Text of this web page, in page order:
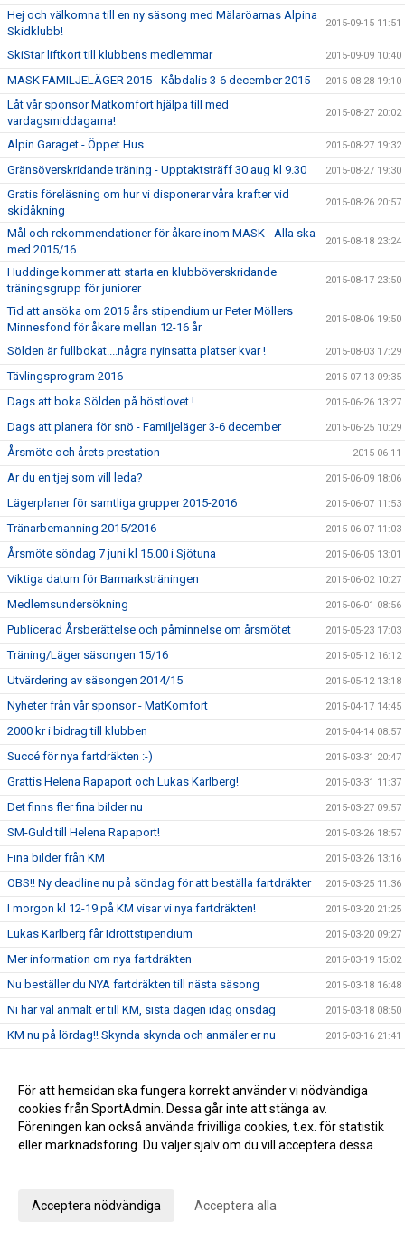
Hej och välkomna till en ny säsong med Mälaröarnas Alpina
Skidklubb!
2015-09-15 11:51
SkiStar liftkort till klubbens medlemmar 2015-09-09 10:40
MASK FAMILJELÄGER 2015 - Kåbdalis 3-6 december 2015 2015-08-28 19:10
Låt vår sponsor Matkomfort hjälpa till med
vardagsmiddagarna!
2015-08-27 20:02
Alpin Garaget - Öppet Hus 2015-08-27 19:32
Gränsöverskridande träning - Upptaktsträff 30 aug kl 9.30 2015-08-27 19:30
Gratis föreläsning om hur vi disponerar våra krafter vid
skidåkning
2015-08-26 20:57
Mål och rekommendationer för åkare inom MASK - Alla ska
med 2015/16
2015-08-18 23:24
Huddinge kommer att starta en klubböverskridande
träningsgrupp för juniorer
2015-08-17 23:50
Tid att ansöka om 2015 års stipendium ur Peter Möllers
Minnesfond för åkare mellan 12-16 år
2015-08-06 19:50
Sölden är fullbokat....några nyinsatta platser kvar ! 2015-08-03 17:29
Tävlingsprogram 2016 2015-07-13 09:35
Dags att boka Sölden på höstlovet ! 2015-06-26 13:27
Dags att planera för snö - Familjeläger 3-6 december 2015-06-25 10:29
Årsmöte och årets prestation 2015-06-11
Är du en tjej som vill leda? 2015-06-09 18:06
Lägerplaner för samtliga grupper 2015-2016 2015-06-07 11:53
Tränarbemanning 2015/2016 2015-06-07 11:03
Årsmöte söndag 7 juni kl 15.00 i Sjötuna 2015-06-05 13:01
Viktiga datum för Barmarksträningen 2015-06-02 10:27
Medlemsundersökning 2015-06-01 08:56
Publicerad Årsberättelse och påminnelse om årsmötet 2015-05-23 17:03
Träning/Läger säsongen 15/16 2015-05-12 16:12
Utvärdering av säsongen 2014/15 2015-05-12 13:18
Nyheter från vår sponsor - MatKomfort 2015-04-17 14:45
2000 kr i bidrag till klubben 2015-04-14 08:57
Succé för nya fartdräkten :-) 2015-03-31 20:47
Grattis Helena Rapaport och Lukas Karlberg! 2015-03-31 11:37
Det finns fler fina bilder nu 2015-03-27 09:57
SM-Guld till Helena Rapaport! 2015-03-26 18:57
Fina bilder från KM 2015-03-26 13:16
OBS!! Ny deadline nu på söndag för att beställa fartdräkter 2015-03-25 11:36
I morgon kl 12-19 på KM visar vi nya fartdräkten! 2015-03-20 21:25
Lukas Karlberg får Idrottstipendium 2015-03-20 09:27
Mer information om nya fartdräkten 2015-03-19 15:02
Nu beställer du NYA fartdräkten till nästa säsong 2015-03-18 16:48
Ni har väl anmält er till KM, sista dagen idag onsdag 2015-03-18 08:50
KM nu på lördag!! Skynda skynda och anmäler er nu 2015-03-16 21:41
20 % rabatt på Skistar shoppen 2015-03-13 11:02
Matkomfort bjuder på Gulaschsoppa! 2015-03-12 08:52
NY FARTDRÄKT 2015-03-11 11:44
Vill du ha middagen förberedd av en kock?
För att hemsidan ska fungera korrekt använder vi nödvändiga
cookies från SportAdmin. Dessa går inte att stänga av.
Föreningen kan också använda frivilliga cookies, t.ex. för statistik
eller marknadsföring. Du väljer själv om du vill acceptera dessa.
Acceptera nödvändiga Acceptera alla